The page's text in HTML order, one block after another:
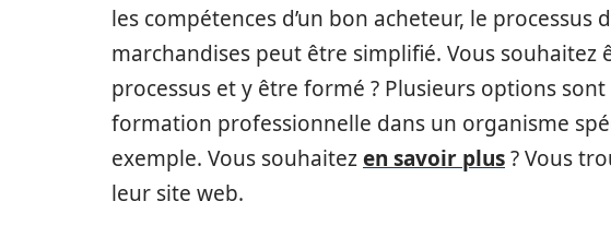
les compétences d’un bon acheteur, le processus
marchandises peut être simplifié. Vous
processus et y être formé ? Plusieurs options sont
formation professionnelle dans un organisme
exemple. Vous souhaitezen savoir plus? Vous
leur site web.